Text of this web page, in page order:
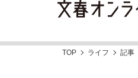
TOP ライフ 記事